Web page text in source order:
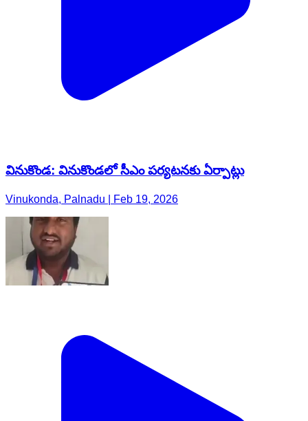
వినుకొండ: వినుకొండలో సీఎం పర్యటనకు ఏర్పాట్లు
Vinukonda, Palnadu | Feb 19, 2026